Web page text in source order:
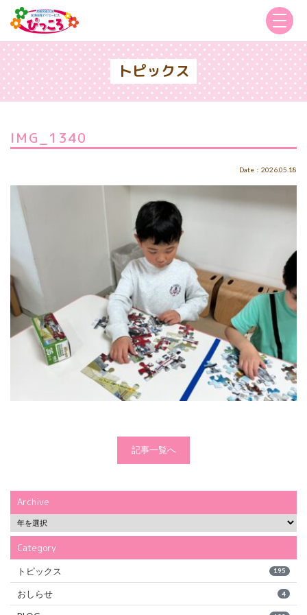
トピックス
IMG_1340
Date：2026.05.18
記事一覧へ
Archive
Category
トピックス 195
おしらせ 4